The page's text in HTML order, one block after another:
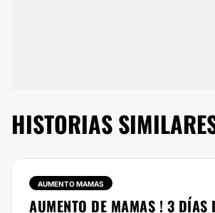
HISTORIAS
AUMENTO MAMAS
AUMENTO DE MAMAS ! 3 DÍAS